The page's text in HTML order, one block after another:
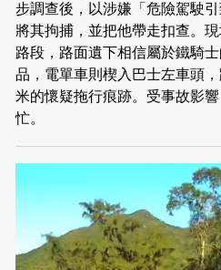
步調查後，以涉嫌「危險駕駛引
將其拘捕，並把他帶走扣查。
路段，路面遺下相信屬於鐵騎
品，電單車則楔入巴士左車頭
米的懷疑拖行痕跡。受事故影
忙。